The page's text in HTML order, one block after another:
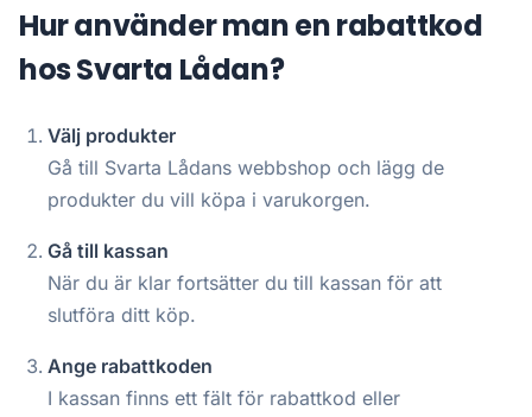
Hur använder man en rabattkod
hos Svarta Lådan?
Välj produkter
Gå till Svarta Lådans webbshop och lägg de
produkter du vill köpa i varukorgen.
Gå till kassan
När du är klar fortsätter du till kassan för att
slutföra ditt köp.
Ange rabattkoden
I kassan finns ett fält för rabattkod eller